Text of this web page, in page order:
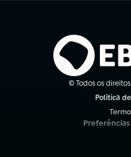
© Todos os
Política
(abre